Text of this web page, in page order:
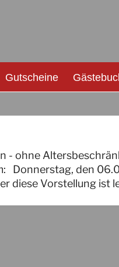
Gutscheine
- ohne
Donnerstag, den
diese Vorstellung ist